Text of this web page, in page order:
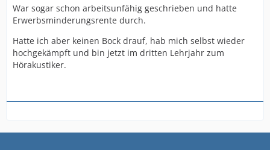
War sogar schon arbeitsunfähig geschrieben und hatte
Erwerbsminderungsrente durch.
Hatte ich aber keinen Bock drauf, hab mich selbst wieder
hochgekämpft und bin jetzt im dritten Lehrjahr zum
Hörakustiker.